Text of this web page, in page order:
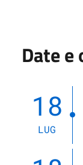
Date e
18
LUG